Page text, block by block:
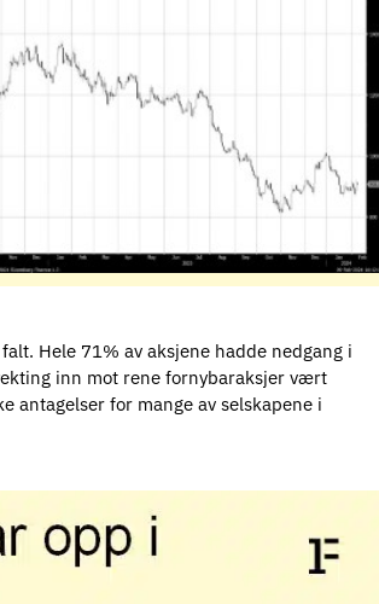
Hele 71% av aksjene hadde nedgang i
inn mot rene fornybaraksjer vært
antagelser for mange av selskapene i